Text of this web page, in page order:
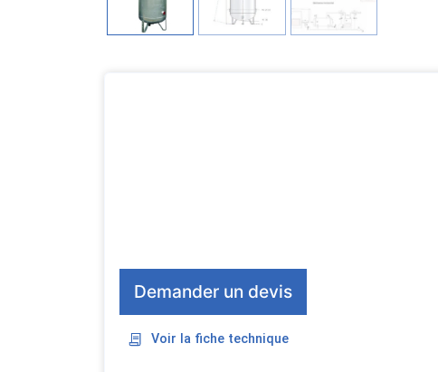
Demander un devis
Voir la fiche technique